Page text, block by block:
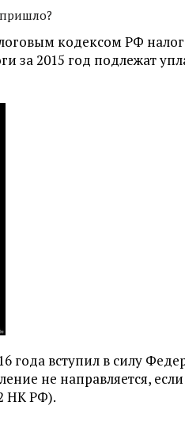
кодексом РФ
за 2015 год подлежат
года вступил в силу
не направляется,
НК РФ).